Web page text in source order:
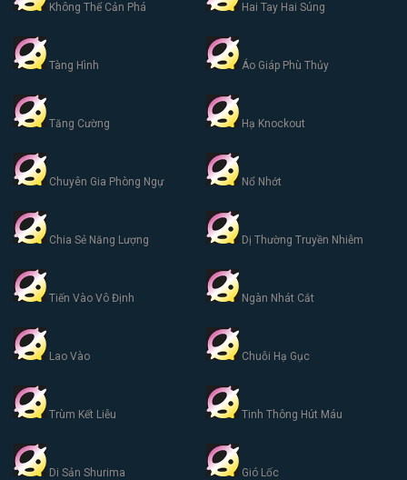
Không Thể Cản Phá Hai Tay Hai Súng
Tàng Hình Áo Giáp Phù Thủy
Tăng Cường Hạ Knockout
Chuyên Gia Phòng Ngự Nổ Nhớt
Chia Sẻ Năng Lượng Dị Thường Truyền Nhiễm
Tiến Vào Vô Định Ngàn Nhát Cắt
Lao Vào Chuỗi Hạ Gục
Trùm Kết Liễu Tinh Thông Hút Máu
Di Sản Shurima Gió Lốc